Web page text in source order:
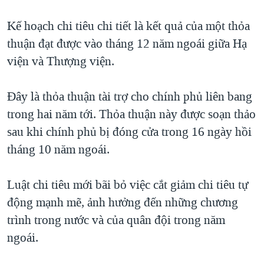
Kế hoạch chi tiêu chi tiết là kết quả của một thỏa
thuận đạt được vào tháng 12 năm ngoái giữa Hạ
viện và Thượng viện.
Đây là thỏa thuận tài trợ cho chính phủ liên bang
trong hai năm tới. Thỏa thuận này được soạn thảo
sau khi chính phủ bị đóng cửa trong 16 ngày hồi
tháng 10 năm ngoái.
Luật chi tiêu mới bãi bỏ việc cắt giảm chi tiêu tự
động mạnh mẽ, ảnh hưởng đến những chương
trình trong nước và của quân đội trong năm
ngoái.